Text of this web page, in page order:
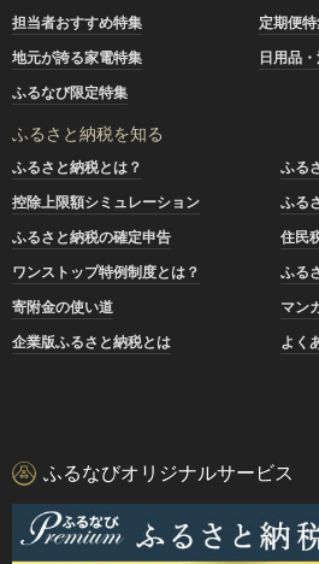
担当者おすすめ特集
定期便
地元が誇る家電特集
日用品
ふるなび限定特集
ふるさと納税を知る
ふるさと納税とは？
ふる
控除上限額シミュレーション
ふる
ふるさと納税の確定申告
住民
ワンストップ特例制度とは？
ふる
寄附金の使い道
マン
企業版ふるさと納税とは
よく
ふるなびオリジナルサービス